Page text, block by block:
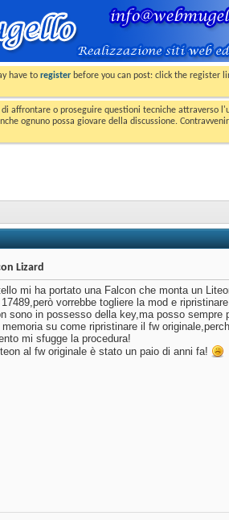
have to register before you can post: click the register
affrontare o proseguire questioni tecniche attraverso
ognuno possa giovare della discussione.
Lizard
mi ha portato una Falcon che monta un
vorrebbe togliere la mod e
sono in possesso della key,ma posso
su come ripristinare il fw
mi sfugge la procedura!
al fw originale è stato un paio di anni fa!